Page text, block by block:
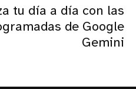
tu día a día con las
de Google
Gemini